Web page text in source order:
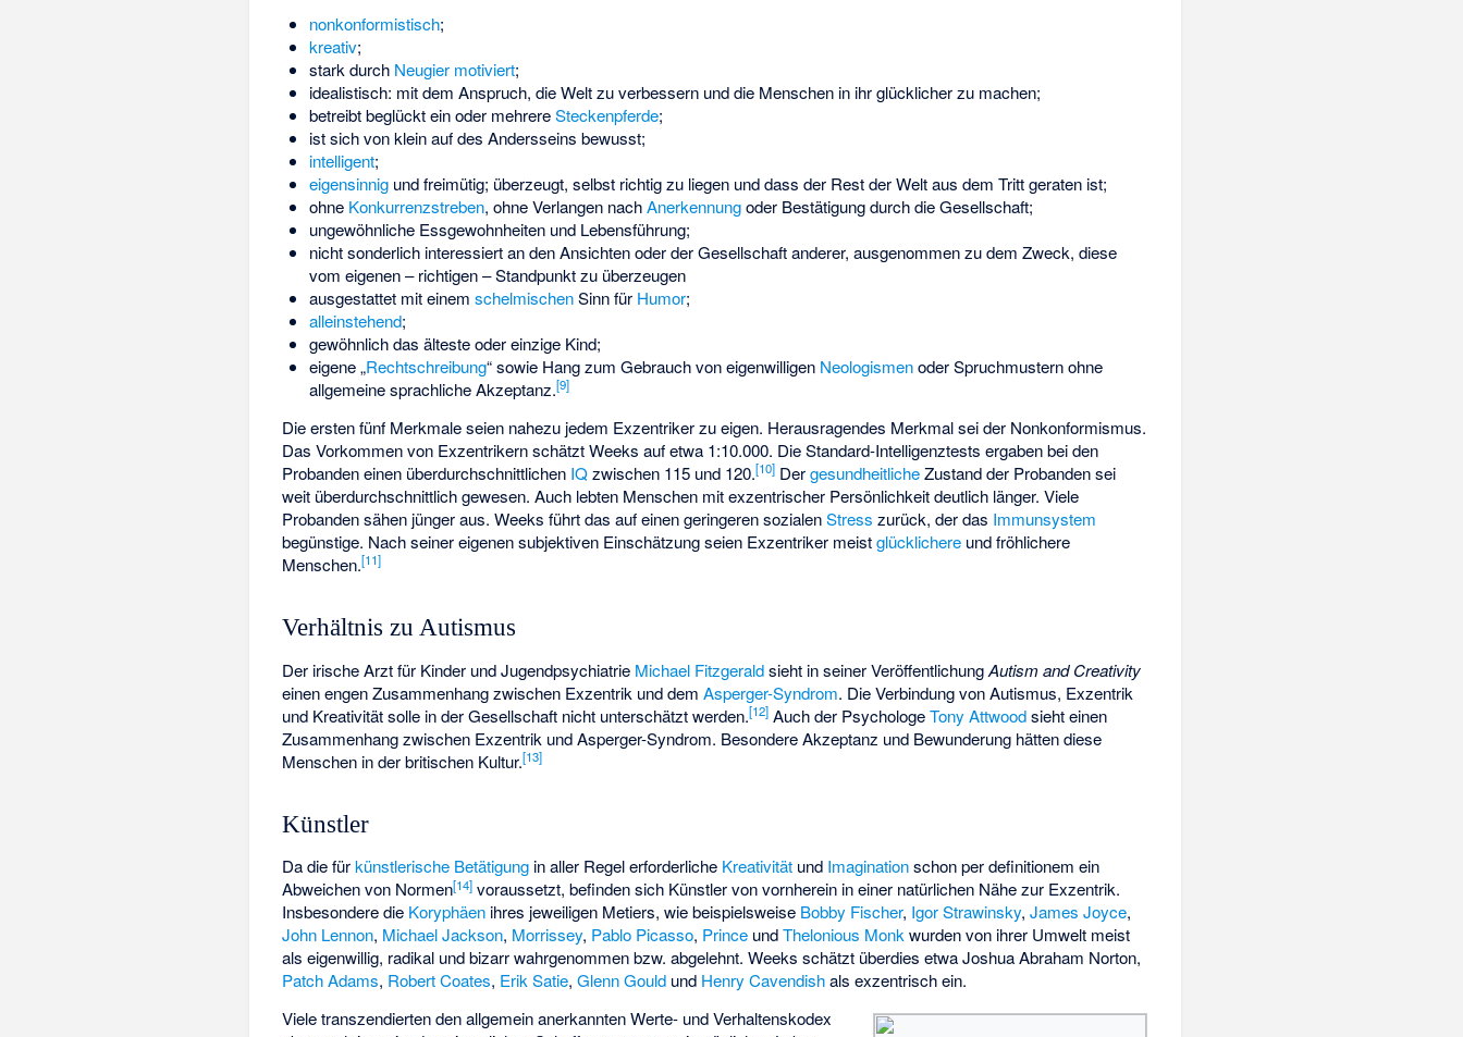
nonkonformistisch;
kreativ;
stark durch Neugier motiviert;
idealistisch: mit dem Anspruch, die Welt zu verbessern und die Menschen in ihr glücklicher zu machen;
betreibt beglückt ein oder mehrereSteckenpferde;
ist sich von klein auf des Andersseins bewusst;
intelligent;
eigensinnigundfreimütig; überzeugt, selbst richtig zu liegen und dass der Rest der Welt aus dem Tritt geraten ist;
ohne Konkurrenzstreben, ohne Verlangen nachAnerkennungoder Bestätigung durch die Gesellschaft;
ungewöhnliche Essgewohnheiten und Lebensführung;
nicht sonderlich interessiert an den Ansichten oder der Gesellschaft anderer, ausgenommen zu dem Zweck, diese
vom eigenen – richtigen – Standpunkt zu überzeugen
ausgestattet mit einem schelmischenSinn für Humor;
alleinstehend;
gewöhnlich das älteste oder einzige Kind;
eigene „Rechtschreibung“ sowie Hang zum Gebrauch von eigenwilligen Neologismenoder Spruchmustern ohne
allgemeine sprachliche Akzeptanz.[9]
Die ersten fünf Merkmale seien nahezu jedem Exzentriker zu eigen. Herausragendes Merkmal sei der Nonkonformismus.
Das Vorkommen von Exzentrikern schätzt Weeks auf etwa 1:10.000. Die Standard-Intelligenztests ergaben bei den
Probanden einen überdurchschnittlichen IQzwischen 115 und 120.[10] DergesundheitlicheZustand der Probanden sei
weit überdurchschnittlich gewesen. Auch lebten Menschen mit exzentrischer Persönlichkeit deutlich länger. Viele
Probanden sähen jünger aus. Weeks führt das auf einen geringeren sozialenStress zurück, der das Immunsystem
begünstige. Nach seiner eigenen subjektiven Einschätzung seien Exzentriker meistglücklichere und fröhlichere
Menschen.[11]
Verhältnis zu Autismus
Der irische Arzt für Kinder und Jugendpsychiatrie Michael Fitzgeraldsieht in seiner VeröffentlichungAutism and Creativity
einen engen Zusammenhang zwischen Exzentrik und demAsperger-Syndrom. Die Verbindung von Autismus, Exzentrik
und Kreativität solle in der Gesellschaft nicht unterschätzt werden.[12] Auch der PsychologeTony Attwoodsieht einen
Zusammenhang zwischen Exzentrik und Asperger-Syndrom. Besondere Akzeptanz und Bewunderung hätten diese
Menschen in der britischen Kultur.[13]
Künstler
Da die fürkünstlerische Betätigung in aller Regel erforderliche Kreativität und Imaginationschon per definitionem ein
Abweichen von Normen[14] voraussetzt, befinden sich Künstler von vornherein in einer natürlichen Nähe zur Exzentrik.
Insbesondere die Koryphäen ihres jeweiligen Metiers, wie beispielsweise Bobby Fischer, Igor Strawinsky,James Joyce,
John Lennon, Michael Jackson, Morrissey, Pablo Picasso, Prince undThelonious Monkwurden von ihrer Umwelt meist
als eigenwillig, radikal und bizarr wahrgenommen bzw. abgelehnt. Weeks schätzt überdies etwaJoshua Abraham Norton,
Patch Adams, Robert Coates, Erik Satie,Glenn Gould und Henry Cavendishals exzentrisch ein.
Viele transzendierten den allgemein anerkannten Werte- und Verhaltenskodex